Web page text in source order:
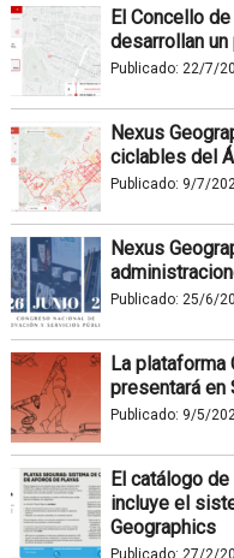
El Concello
desarrollan
Publicado: 22/7/
Nexus
ciclables del
Publicado: 9/7/
Nexus
Publicado: 25/6/
La plataforma
presentará en
Publicado: 9/5/
El catálogo
incluye el
Geographics
Publicado: 27/2/